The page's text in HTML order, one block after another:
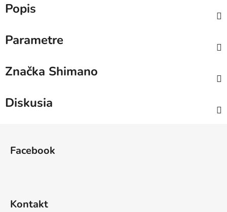
Popis
Parametre
Značka Shimano
Diskusia
Facebook
Kontakt